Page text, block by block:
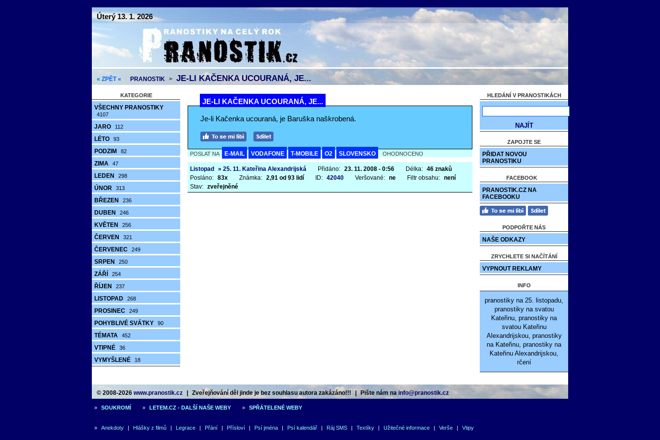
Úterý 13. 1. 2026
« ZPĚT « PRANOSTIK > JE-LI KAČENKA UCOURANÁ, JE...
KATEGORIE
VŠECHNY PRANOSTIKY
4107
JARO 112
LÉTO 93
PODZIM 82
ZIMA 47
LEDEN 298
ÚNOR 313
BŘEZEN 236
DUBEN 246
KVĚTEN 256
ČERVEN 321
ČERVENEC 249
SRPEN 250
ZÁŘÍ 254
ŘÍJEN 237
LISTOPAD 268
PROSINEC 249
POHYBLIVÉ SVÁTKY 90
TÉMATA 452
VTIPNÉ 36
VYMYŠLENÉ 18
JE-LI KAČENKA UCOURANÁ, JE...
Je-li Kačenka ucouraná, je Baruška naškrobená.
POSLAT NA E-MAIL VODAFONE T-MOBILE O2 SLOVENSKO OHODNOCENO
Listopad » 25. 11. Kateřina Alexandrijská Přidáno: 23. 11. 2008 - 0:56 Délka: 46 znaků
Posláno: 83x Známka: 2,91 od 93 lidí ID: 42040 Veršované: ne Filtr obsahu: není
Stav: zveřejněné
HLEDÁNÍ V PRANOSTIKÁCH
ZAPOJTE SE
PŘIDAT NOVOU
PRANOSTIKU
FACEBOOK
PRANOSTIK.CZ NA
FACEBOOKU
PODPOŘTE NÁS
NAŠE ODKAZY
ZRYCHLETE SI NAČÍTÁNÍ
VYPNOUT REKLAMY
INFO
pranostiky na 25. listopadu,
pranostiky na svatou
Kateřinu, pranostiky na
svatou Kateřinu
Alexandrijskou, pranostiky
na Kateřinu, pranostiky na
Kateřinu Alexandrijskou,
rčení
© 2008-2026 www.pranostik.cz Zveřejňování děl jinde je bez souhlasu autora zakázáno!!! | Pište nám na info@pranostik.cz
» SOUKROMÍ » LETEM.CZ - DALŠÍ NAŠE WEBY » SPŘÁTELENÉ WEBY
» Anekdoty | Hlášky z filmů | Legrace | Přání | Přísloví | Psí jména | Psí kalendář | Ráj SMS | Textíky | Užitečné informace | Verše | Vtipy